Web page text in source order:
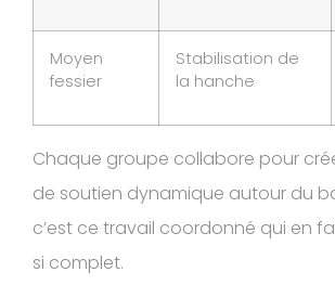
Moyen
fessier
Stabilisation de
la hanche
Chaque groupe collabore pour
de soutien dynamique autour du
c’est ce travail coordonné qui en
si complet.